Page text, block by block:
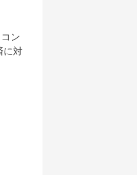
ン
に対